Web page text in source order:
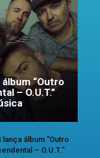
álbum “Outro
– O.U.T.”
lança álbum “Outro
– O.U.T.”